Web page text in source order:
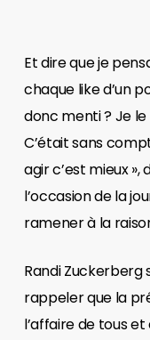
Et dire que je
chaque like d’un
donc menti ? Je le
C’était sans
agir c’est mieux
l’occasion de la
ramener à la
Randi Zuckerberg
rappeler que la
l’affaire de tous